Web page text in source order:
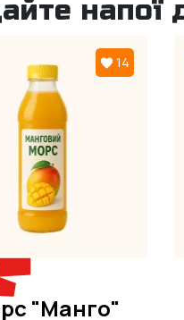
напої
14
"Манго"